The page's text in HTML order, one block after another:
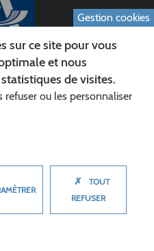
DE L'AISNE
:
Gestion cookies
sur ce site pour vous
et nous
de visites.
refuser ou les personnaliser
✗
TOUT
REFUSER